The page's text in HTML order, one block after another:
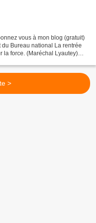
vous à mon blog (gratuit)
Bureau national La rentrée
la force. (Maréchal Lyautey)
>